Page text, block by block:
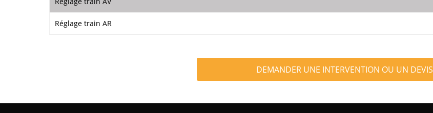
Réglage train AR
DEMANDER UNE INTERVENTION OU UN DEVIS